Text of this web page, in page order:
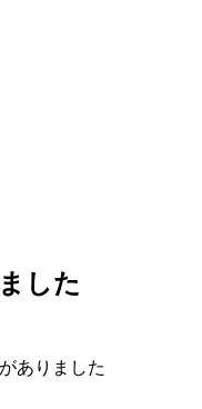
した
ありました